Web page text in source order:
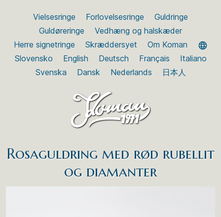
Vielsesringe Forlovelsesringe
Guldringe
Guldøreringe
Vedhæng og halskæder
Herre signetringe
Skræddersyet
Om Koman
Slovensko
English Deutsch Français
Italiano
Svenska
Dansk Nederlands 日本人
Rosaguldring med rød rubellit
og diamanter